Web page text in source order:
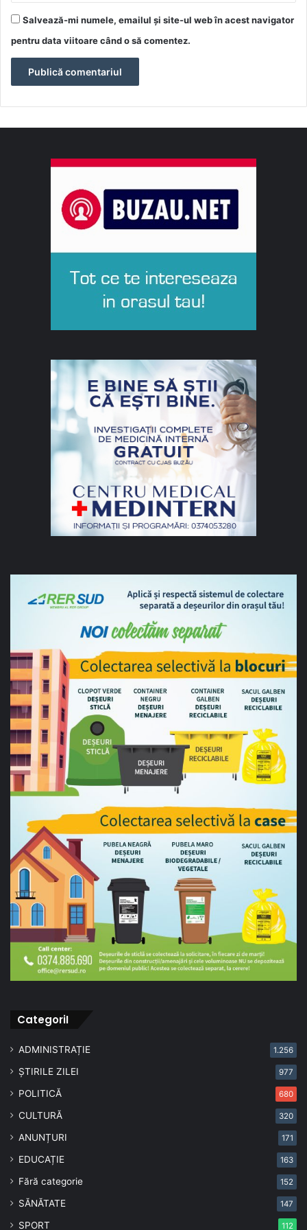
Salvează-mi numele, emailul și site-ul web în acest navigator
pentru data viitoare când o să comentez.
CategoriI
ADMINISTRAȚIE 1.256
ȘTIRILE ZILEI 977
POLITICĂ 680
CULTURĂ 320
ANUNȚURI 171
EDUCAȚIE 163
Fără categorie 152
SĂNĂTATE 147
SPORT 112